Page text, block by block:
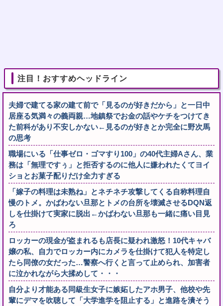
注目！おすすめヘッドライン
夫婦で建てる家の建て前で「見るのが好きだから」と一日中
居座る気満々の義両親…地鎮祭でお金の話やケチをつけてき
た前科があり不安しかない←見るのが好きとか完全に野次馬
の思考
職場にいる「仕事ゼロ・ゴマすり100」の40代主婦Aさん、業
務は「無理ですぅ」と拒否するのに他人に嫌われたくてヨイ
ショとお菓子配りだけ全力すぎる
「嫁子の料理は未熟ね」とネチネチ攻撃してくる自称料理自
慢のトメ。かばわない旦那とトメの台所を壊滅させるDQN返
しを仕掛けて実家に脱出←かばわない旦那も一緒に痛い目見
ろ
ロッカーの現金が盗まれるも店長に疑われ激怒！10代キャバ
嬢の私、自力でロッカー内にカメラを仕掛けて犯人を特定し
たら同僚の女だった…警察へ行くと言って止められ、加害者
に泣かれながら大揉めして・・・
自分より才能ある同級生女子に嫉妬したアホ男子、他校や先
輩にデマを吹聴して「大学進学を阻止する」と進路を潰そう